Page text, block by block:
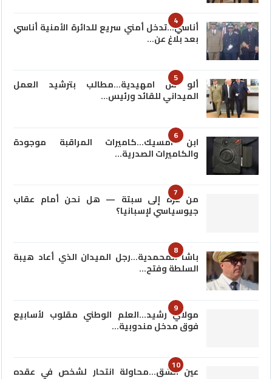
4
أناسي…تدخل أمني سريع للدائرة الأمنية أناسي
بعد بلاغ عن…
5
ألو س امهيدية…مطالب بترشيد العمل
الميداني للقائد ورئيس…
6
ابن امسيك…كاميرات المراقبة موجودة
والكاميرات الصدرية…
7
من غزة إلى سبتة — هل نحن أمام عقاب
جيوسياسي لإسبانيا؟
8
باشا المحمدية…رجل الميدان الذي أعاد هيبة
السلطة وفتح…
9
مولاي رشيد…العلم الوطني مقلوب لأسابيع
فوق مدخل مندوبية…
10
عين الشق…محاولة انتحار لشخص في عقده